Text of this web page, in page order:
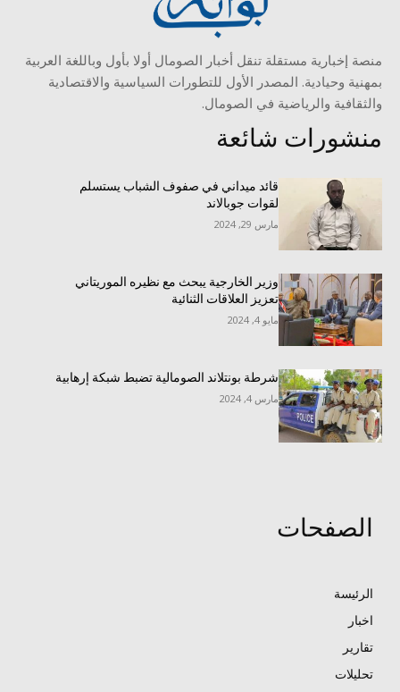
منصة إخبارية مستقلة تنقل أخبار الصومال أولا بأول وباللغة العربية
بمهنية وحيادية. المصدر الأول للتطورات السياسية والاقتصادية
والثقافية والرياضية في الصومال.
منشورات شائعة
قائد ميداني في صفوف الشباب يستسلم
لقوات جوبالاند
مارس 29, 2024
وزير الخارجية يبحث مع نظيره الموريتاني
تعزيز العلاقات الثنائية
مايو 4, 2024
شرطة بونتلاند الصومالية تضبط شبكة إرهابية
مارس 4, 2024
الصفحات
الرئيسة
اخبار
تقارير
تحليلات